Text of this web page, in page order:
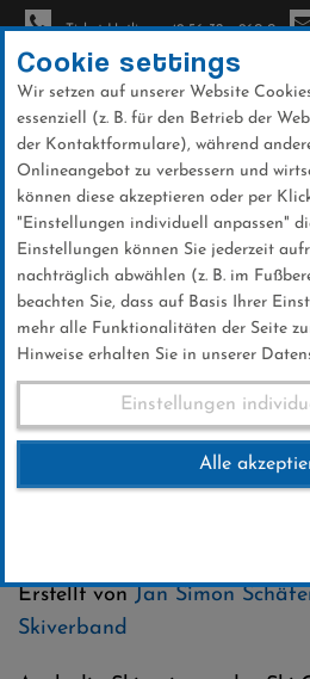
Direkt
zum
Inhalt
Ticket-Hotline: +49 56 32 - 960-0
News
Guter
Ski-Club Willingen
Erstellt vonJan Simon
Skiverband
Cookie settings
Wir setzen auf unserer Website
essenziell (z. B. für den Betrieb der
der Kontaktformulare), während
Onlineangebot zu verbessern und
können diese akzeptieren oder per
"Einstellungen individuell anpassen"
Einstellungen können Sie jederzeit
nachträglich abwählen (z. B. im
beachten Sie, dass auf Basis Ihrer
mehr alle Funktionalitäten der Seite
Hinweise erhalten Sie in unserer
Einstellungen
Alle